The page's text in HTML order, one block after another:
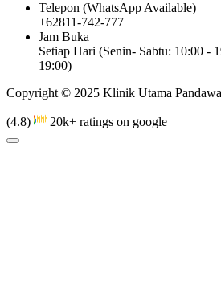
Telepon (WhatsApp Available)
+62811-742-777
Jam Buka
Setiap Hari (Senin- Sabtu: 10:00 -
19:00)
Copyright © 2025 Klinik Utama Pandawa
(4.8) 20k+ ratings on google